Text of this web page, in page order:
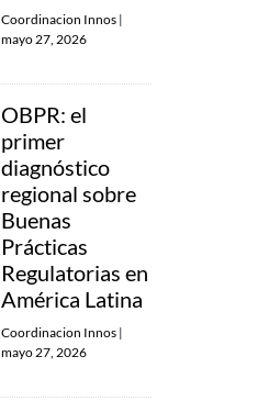
Coordinacion Innos |
mayo 27, 2026
OBPR: el
primer
diagnóstico
regional sobre
Buenas
Prácticas
Regulatorias en
América Latina
Coordinacion Innos |
mayo 27, 2026